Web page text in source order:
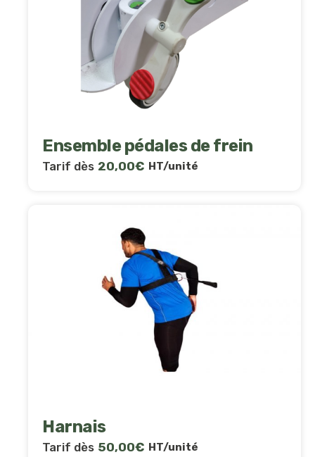
Ensemble pédales de frein
Tarif dès 20,00€ HT/unité
Harnais
Tarif dès 50,00€ HT/unité